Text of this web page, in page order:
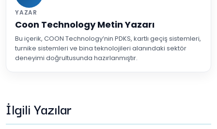
YAZAR
Coon Technology Metin Yazarı
Bu içerik, COON Technology’nin PDKS, kartlı geçiş sistemleri,
turnike sistemleri ve bina teknolojileri alanındaki sektör
deneyimi doğrultusunda hazırlanmıştır.
İlgili Yazılar